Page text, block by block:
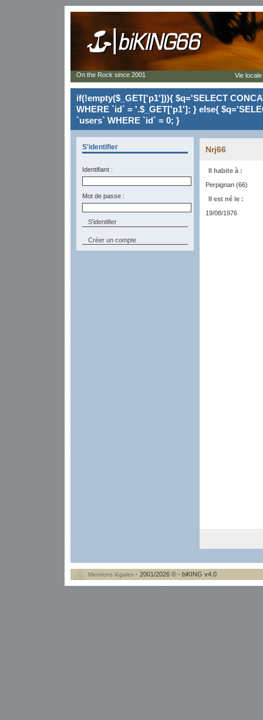
if(!empty($_GET['p1'])){ $q='SELECT
WHERE `id` = '.$_GET['p1']; } else{
`users` WHERE `id` = 0; }
S'identifier
Identifiant :
Mot de passe :
Créer un compte
Nrj66
Il habite à :
Perpignan (66)
Il est né le :
19/08/1976
On the Rock since 2001 Vie
Mentions légales - 2001/2026 © - biKING v4.0